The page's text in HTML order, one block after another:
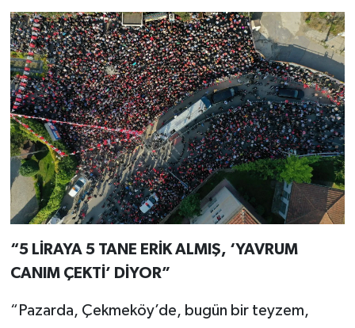
“5 LİRAYA 5 TANE ERİK ALMIŞ, ‘YAVRUM
CANIM ÇEKTİ’ DİYOR”
“Pazarda, Çekmeköy’de, bugün bir teyzem,